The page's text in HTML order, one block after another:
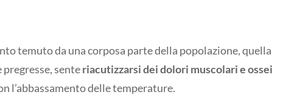
temuto da una corposa parte della popolazione, quella
senteriacutizzarsi dei dolori muscolari e ossei
l’abbassamento delle temperature.